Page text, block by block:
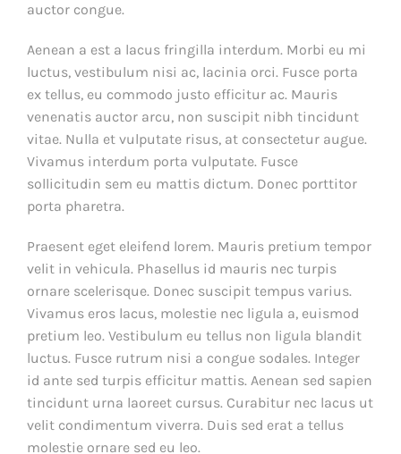
auctor congue.
Aenean a est a lacus fringilla interdum. Morbi eu mi
luctus, vestibulum nisi ac, lacinia orci. Fusce porta
ex tellus, eu commodo justo efficitur ac. Mauris
venenatis auctor arcu, non suscipit nibh tincidunt
vitae. Nulla et vulputate risus, at consectetur augue.
Vivamus interdum porta vulputate. Fusce
sollicitudin sem eu mattis dictum. Donec porttitor
porta pharetra.
Praesent eget eleifend lorem. Mauris pretium tempor
velit in vehicula. Phasellus id mauris nec turpis
ornare scelerisque. Donec suscipit tempus varius.
Vivamus eros lacus, molestie nec ligula a, euismod
pretium leo. Vestibulum eu tellus non ligula blandit
luctus. Fusce rutrum nisi a congue sodales. Integer
id ante sed turpis efficitur mattis. Aenean sed sapien
tincidunt urna laoreet cursus. Curabitur nec lacus ut
velit condimentum viverra. Duis sed erat a tellus
molestie ornare sed eu leo.